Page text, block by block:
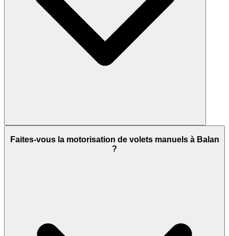
Faites-vous la motorisation de volets manuels à Balan
?